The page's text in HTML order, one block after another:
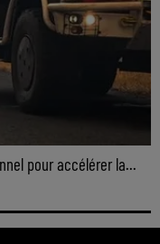
pour accélérer la...